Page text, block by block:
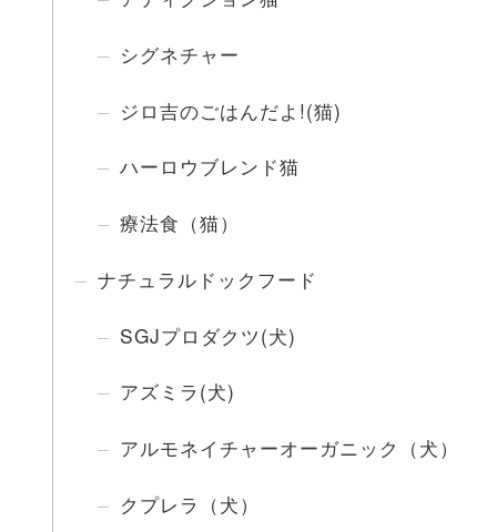
シグネチャー
ジロ吉のごはんだよ!(猫)
ハーロウブレンド猫
療法食（猫）
ナチュラルドックフード
SGJプロダクツ(犬)
アズミラ(犬)
アルモネイチャーオーガニック（犬）
クプレラ（犬）